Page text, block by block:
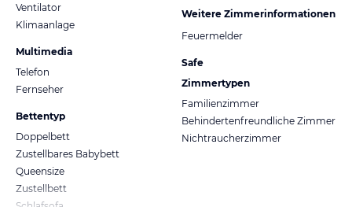
Ventilator
Klimaanlage
Multimedia
Telefon
Fernseher
Bettentyp
Doppelbett
Zustellbares Babybett
Queensize
Zustellbett
Weitere Zimmerinformationen
Feuermelder
Safe
Zimmertypen
Familienzimmer
Behindertenfreundliche Zimmer
Nichtraucherzimmer